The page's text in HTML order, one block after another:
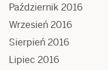
Październik 2016
Wrzesień 2016
Sierpień 2016
Lipiec 2016